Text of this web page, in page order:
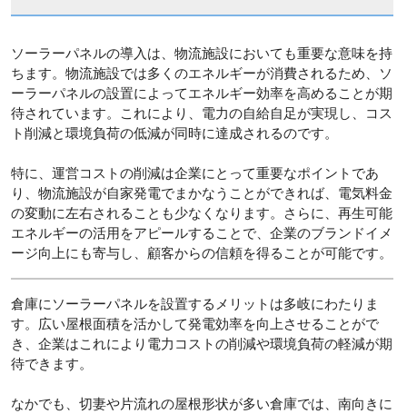
ソーラーパネルの導入は、物流施設においても重要な意味を持
ちます。物流施設では多くのエネルギーが消費されるため、ソ
ーラーパネルの設置によってエネルギー効率を高めることが期
待されています。これにより、電力の自給自足が実現し、コス
ト削減と環境負荷の低減が同時に達成されるのです。
特に、運営コストの削減は企業にとって重要なポイントであ
り、物流施設が自家発電でまかなうことができれば、電気料金
の変動に左右されることも少なくなります。さらに、再生可能
エネルギーの活用をアピールすることで、企業のブランドイメ
ージ向上にも寄与し、顧客からの信頼を得ることが可能です。
倉庫にソーラーパネルを設置するメリットは多岐にわたりま
す。広い屋根面積を活かして発電効率を向上させることがで
き、企業はこれにより電力コストの削減や環境負荷の軽減が期
待できます。
なかでも、切妻や片流れの屋根形状が多い倉庫では、南向きに